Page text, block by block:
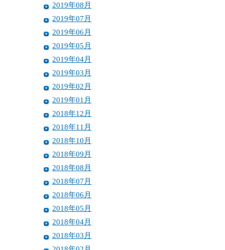
2019年08月
2019年07月
2019年06月
2019年05月
2019年04月
2019年03月
2019年02月
2019年01月
2018年12月
2018年11月
2018年10月
2018年09月
2018年08月
2018年07月
2018年06月
2018年05月
2018年04月
2018年03月